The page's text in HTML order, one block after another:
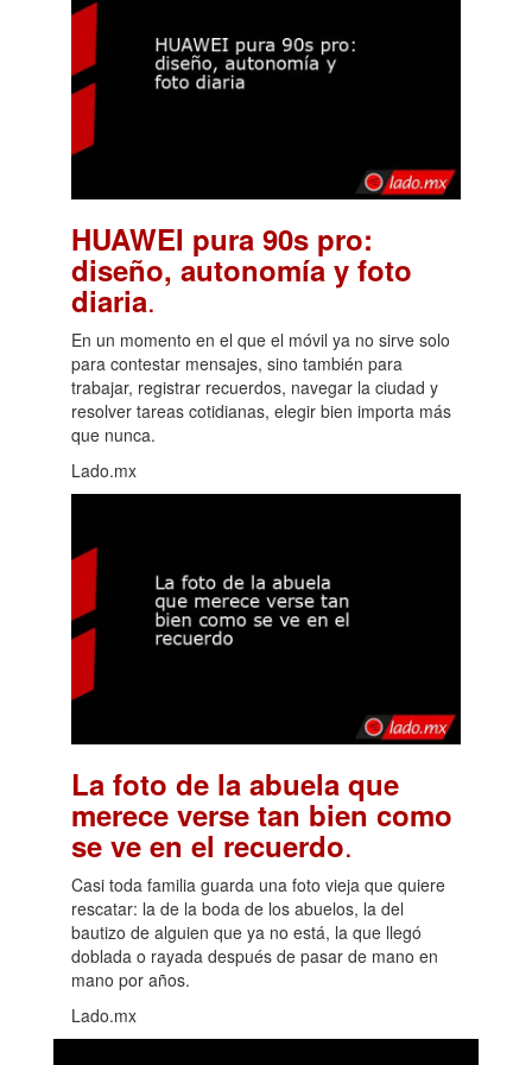
HUAWEI pura 90s pro:
diseño, autonomía y foto
diaria.
En un momento en el que el móvil ya no sirve solo
para contestar mensajes, sino también para
trabajar, registrar recuerdos, navegar la ciudad y
resolver tareas cotidianas, elegir bien importa más
que nunca.
Lado.mx
La foto de la abuela que
merece verse tan bien como
se ve en el recuerdo.
Casi toda familia guarda una foto vieja que quiere
rescatar: la de la boda de los abuelos, la del
bautizo de alguien que ya no está, la que llegó
doblada o rayada después de pasar de mano en
mano por años.
Lado.mx